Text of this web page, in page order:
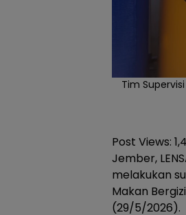
Tim
Post Views:
Jember,
melakukan
Makan
(29/5/2026).